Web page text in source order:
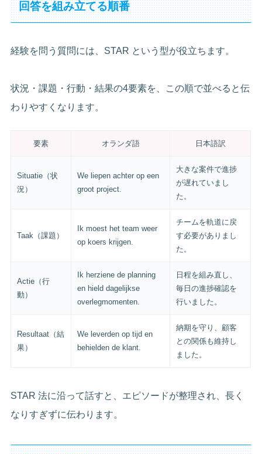
回答を組み立てる順番
経験を問う質問には、STAR という型が役立ちます。
状況・課題・行動・結果の4要素を、この順で並べると伝
わりやすくなります。
要素 オランダ語 日本語訳
Situatie（状
況）
We liepen achter op een
groot project.
大きな案件で進捗
が遅れていまし
た。
Taak（課題）
Ik moest het team weer
op koers krijgen.
チームを軌道に戻
す必要がありまし
た。
Actie（行
動）
Ik herziene de planning
en hield dagelijkse
overlegmomenten.
日程を組み直し、
毎日の進捗確認を
行いました。
Resultaat（結
果）
We leverden op tijd en
behielden de klant.
納期を守り、顧客
との関係も維持し
ました。
STAR 法に沿って話すと、エピソードが整理され、長く
なりすぎずに伝わります。